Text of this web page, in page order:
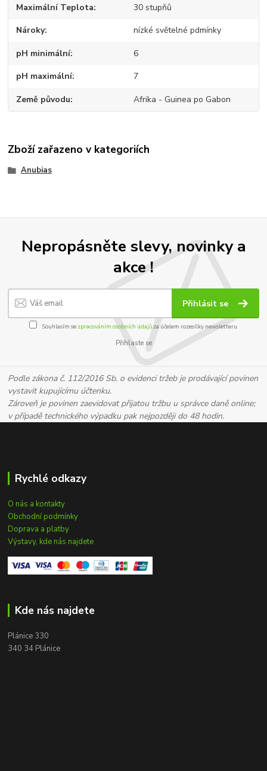
Maximální Teplota 30 stupňů
Nároky nízké světelné pdmínky
pH minimální 6
pH maximální 7
Země původu Afrika - Guinea po Gabon
Zboží zařazeno v kategoriích
Anubias
Nepropásněte slevy, novinky a
akce !
Přihlásit se
Souhlasím se zpracováním osobních údajůza účelem rozesílky newsletteru.
Přihlaste se
Podle zákona č. 112/2016 Sb. o evidenci tržeb je prodávající povinen
vystavit kupujícímu účtenku.
Zároveň je povinen zaevidovat přijatou tržbu u správce daně online;
v případě technického výpadku pak nejpozději do 48 hodin.
Rychlé odkazy
O nás a kontakty
Obchodní podmínky
Doprava a platby
Výstavy, kde nás najdete
Kde nás najdete
Plánice 330
340 34 Plánice